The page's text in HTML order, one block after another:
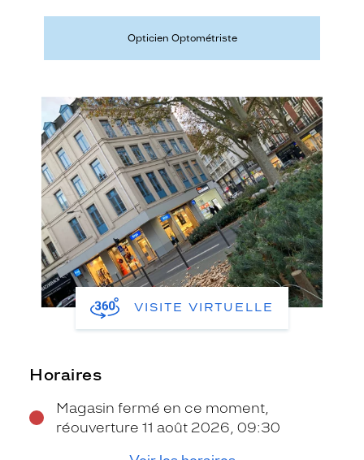
Opticien Optométriste
VISITE VIRTUELLE
Horaires
Magasin fermé en ce moment,
réouverture 11 août 2026, 09:30